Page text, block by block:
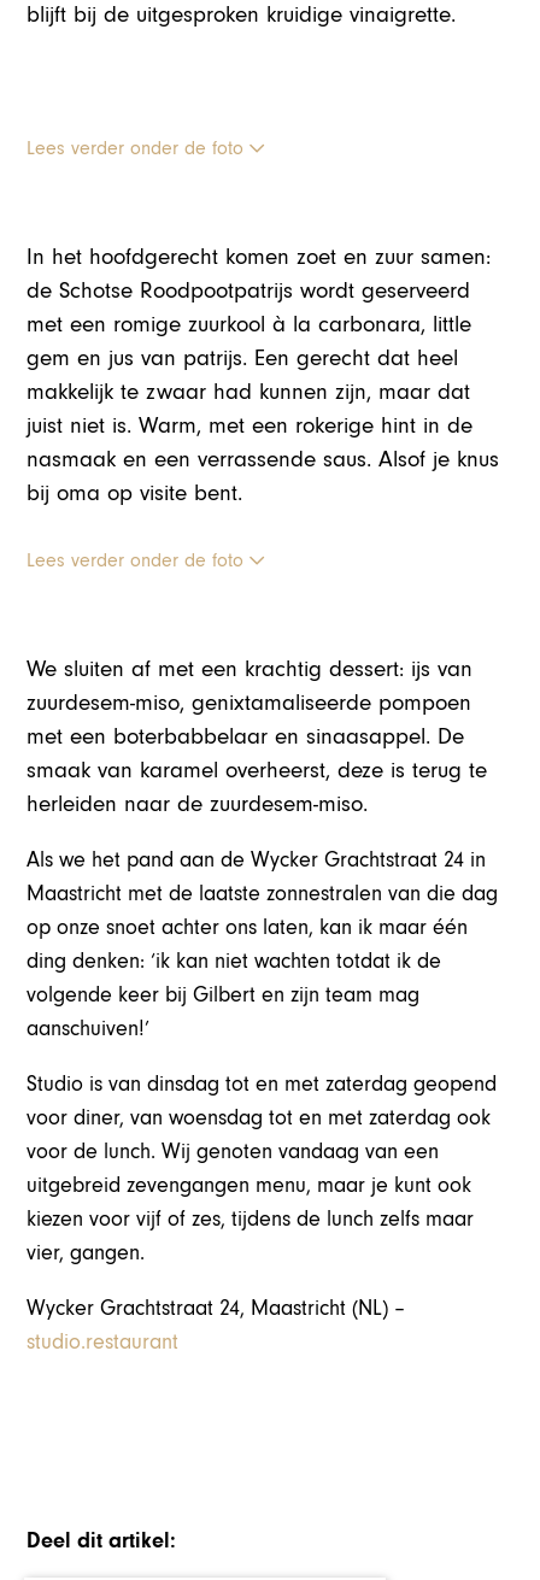
blijft bij de uitgesproken kruidige vinaigrette.
Lees verder onder de foto
In het hoofdgerecht komen zoet en zuur samen:
de Schotse Roodpootpatrijs wordt geserveerd
met een romige zuurkool à la carbonara, little
gem en jus van patrijs. Een gerecht dat heel
makkelijk te zwaar had kunnen zijn, maar dat
juist niet is. Warm, met een rokerige hint in de
nasmaak en een verrassende saus. Alsof je knus
bij oma op visite bent.
Lees verder onder de foto
We sluiten af met een krachtig dessert: ijs van
zuurdesem-miso, genixtamaliseerde pompoen
met een boterbabbelaar en sinaasappel. De
smaak van karamel overheerst, deze is terug te
herleiden naar de zuurdesem-miso.
Als we het pand aan de Wycker Grachtstraat 24 in
Maastricht met de laatste zonnestralen van die dag
op onze snoet achter ons laten, kan ik maar één
ding denken: ‘ik kan niet wachten totdat ik de
volgende keer bij Gilbert en zijn team mag
aanschuiven!’
Studio is van dinsdag tot en met zaterdag geopend
voor diner, van woensdag tot en met zaterdag ook
voor de lunch. Wij genoten vandaag van een
uitgebreid zevengangen menu, maar je kunt ook
kiezen voor vijf of zes, tijdens de lunch zelfs maar
vier, gangen.
Wycker Grachtstraat 24, Maastricht (NL) –
studio.restaurant
Deel dit artikel: